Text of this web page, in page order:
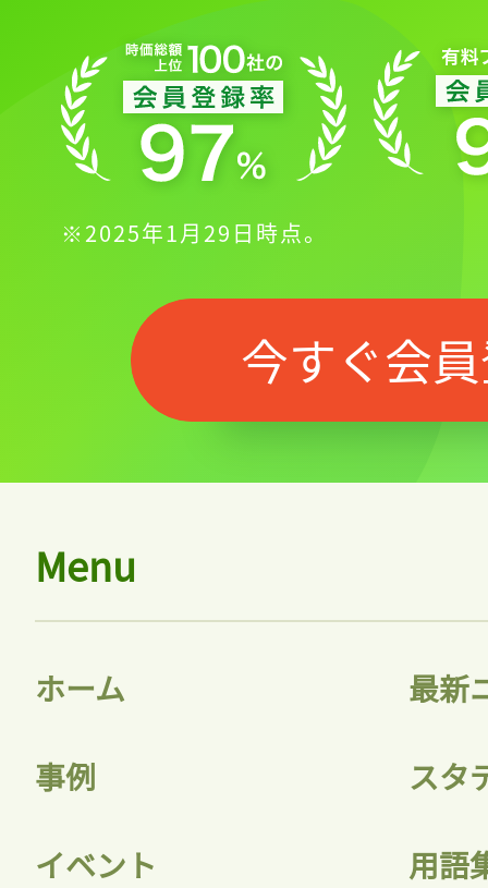
記事をお気に入りに
※2025年1月29日時点。
今すぐ会
Menu
ホーム 最新
事例 スタ
イベント 用語